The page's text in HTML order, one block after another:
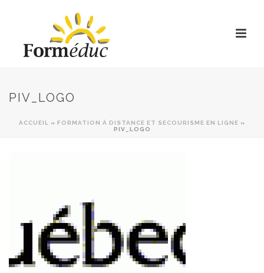
PIV_LOGO
ACCUEIL » FORMATION À DISTANCE ET SECOURISME EN LIGNE »
PIV_LOGO